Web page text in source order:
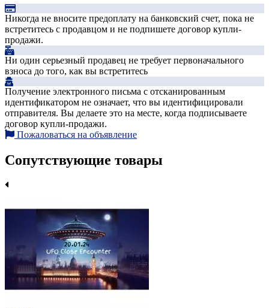
Никогда не вносите предоплату на банковский счет, пока не
встретитесь с продавцом и не подпишете договор купли-
продажи.
Ни один серьезный продавец не требует первоначального
взноса до того, как вы встретитесь
Получение электронного письма с отсканированным
идентификатором не означает, что вы идентифицировали
отправителя. Вы делаете это на месте, когда подписываете
договор купли-продажи.
Пожаловаться на объявление
Сопутствующие товары